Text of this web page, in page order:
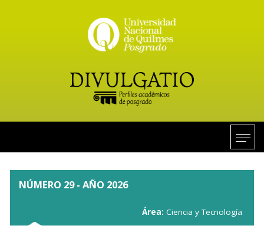
NÚMERO 29 - AÑO 2026
Área: Ciencia y Tecnología